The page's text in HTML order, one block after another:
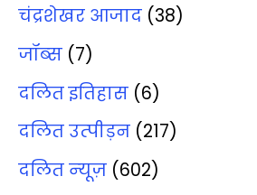
चंद्रशेखर आजाद (38)
जॉब्‍स (7)
दलित इतिहास (6)
दलित उत्‍पीड़न (217)
दलित न्‍यूज़ (602)